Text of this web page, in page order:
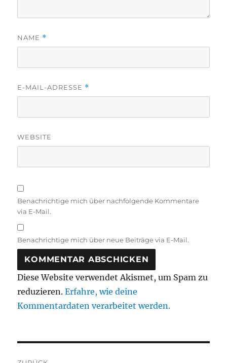
NAME *
E-MAIL-ADRESSE *
WEBSITE
Benachrichtige mich über nachfolgende Kommentare
via E-Mail.
Benachrichtige mich über neue Beiträge via E-Mail.
Diese Website verwendet Akismet, um Spam zu
reduzieren.Erfahre, wie deine
Kommentardaten verarbeitet werden.